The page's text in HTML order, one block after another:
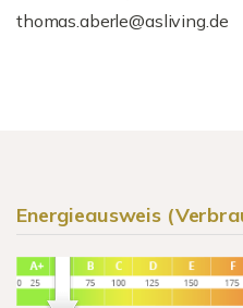
thomas.aberle@asliving.de
Energieausweis